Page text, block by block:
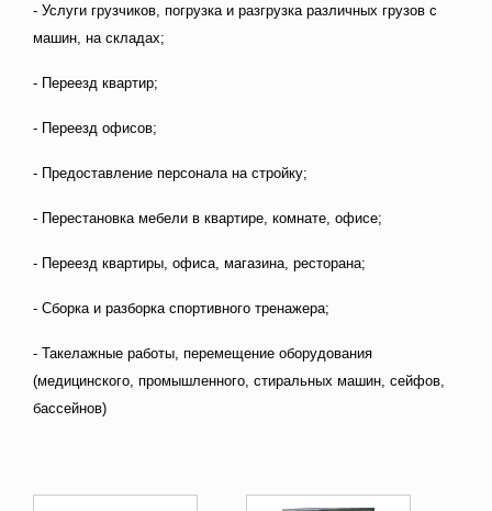
- Услуги грузчиков, погрузка и разгрузка различных грузов с
машин, на складах;
- Переезд квартир;
- Переезд офисов;
- Предоставление персонала на стройку;
- Перестановка мебели в квартире, комнате, офисе;
- Переезд квартиры, офиса, магазина, ресторана;
- Сборка и разборка спортивного тренажера;
- Такелажные работы, перемещение оборудования
(медицинского, промышленного, стиральных машин, сейфов,
бассейнов)